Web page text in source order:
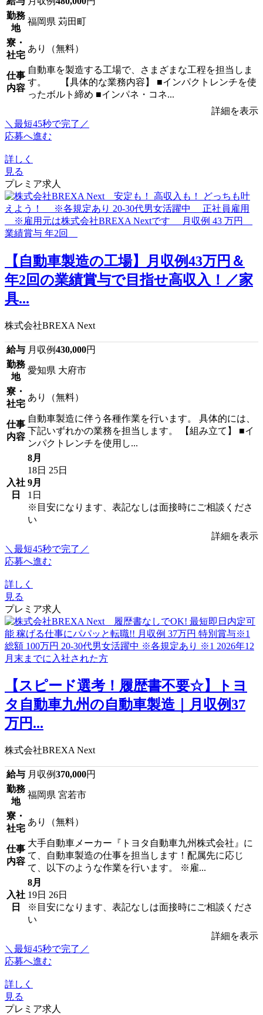
勤務
地
福岡県 苅田町
寮・
社宅
あり（無料）
仕事
内容
自動車を製造する工場で、さまざまな工程を担当しま
す。 【具体的な業務内容】 ■インパクトレンチを使
ったボルト締め ■インパネ・コネ...
詳細を表示
＼最短45秒で完了／
応募へ進む
詳しく
見る
プレミア求人
【自動車製造の工場】月収例43万円＆
年2回の業績賞与で目指せ高収入！／家
具...
株式会社BREXA Next
給与 月収例430,000円
勤務
地
愛知県 大府市
寮・
社宅
あり（無料）
仕事
内容
自動車製造に伴う各種作業を行います。 具体的には、
下記いずれかの業務を担当します。 【組み立て】 ■イ
ンパクトレンチを使用し...
入社
日
8月
18日 25日
9月
1日
※目安になります、表記なしは面接時にご相談くださ
い
詳細を表示
＼最短45秒で完了／
応募へ進む
詳しく
見る
プレミア求人
【スピード選考！履歴書不要☆】トヨ
タ自動車九州の自動車製造｜月収例37
万円...
株式会社BREXA Next
給与 月収例370,000円
勤務
地
福岡県 宮若市
寮・
社宅
あり（無料）
仕事
内容
大手自動車メーカー『トヨタ自動車九州株式会社』に
て、自動車製造の仕事を担当します！配属先に応じ
て、以下のような作業を行います。 ※雇...
入社
日
8月
19日 26日
※目安になります、表記なしは面接時にご相談くださ
い
詳細を表示
＼最短45秒で完了／
応募へ進む
詳しく
見る
プレミア求人